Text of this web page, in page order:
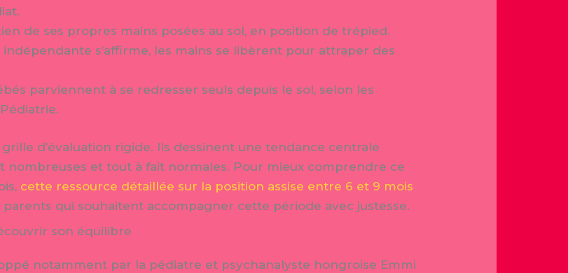
de ses propres mains posées au sol, en position de trépied.
indépendante s’affirme, les mains se libèrent pour attraper des
parviennent à se redresser seuls depuis le sol, selon les
d’évaluation rigide. Ils dessinent une tendance centrale
nombreuses et tout à fait normales. Pour mieux comprendre ce
cette ressource détaillée sur la position assise entre 6 et 9 mois
qui souhaitent accompagner cette période avec justesse.
son équilibre
notamment par la pédiatre et psychanalyste hongroise Emmi